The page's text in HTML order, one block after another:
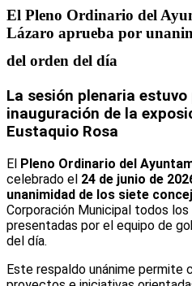
El Pleno Ordinario del
Lázaro aprueba por
del orden del día
La sesión plenaria
inauguración de la
Eustaquio Rosa
El Pleno Ordinario del
celebrado el 24 de junio de
unanimidad de los siete
Corporación Municipal todos
presentadas por el equipo de
del día.
Este respaldo unánime permite